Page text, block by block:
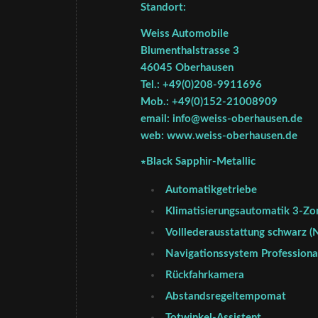
Standort:
Weiss Automobile
Blumenthalstrasse 3
46045 Oberhausen
Tel.: +49(0)208-9911696
Mob.: +49(0)152-21008909
email: info@weiss-oberhausen.de
web: www.weiss-oberhausen.de
∗Black Sapphir-Metallic
Automatikgetriebe
Klimatisierungsautomatik 3-
Volllederausstattung schwarz
Navigationssystem Professional
Rückfahrkamera
Abstandsregeltempomat